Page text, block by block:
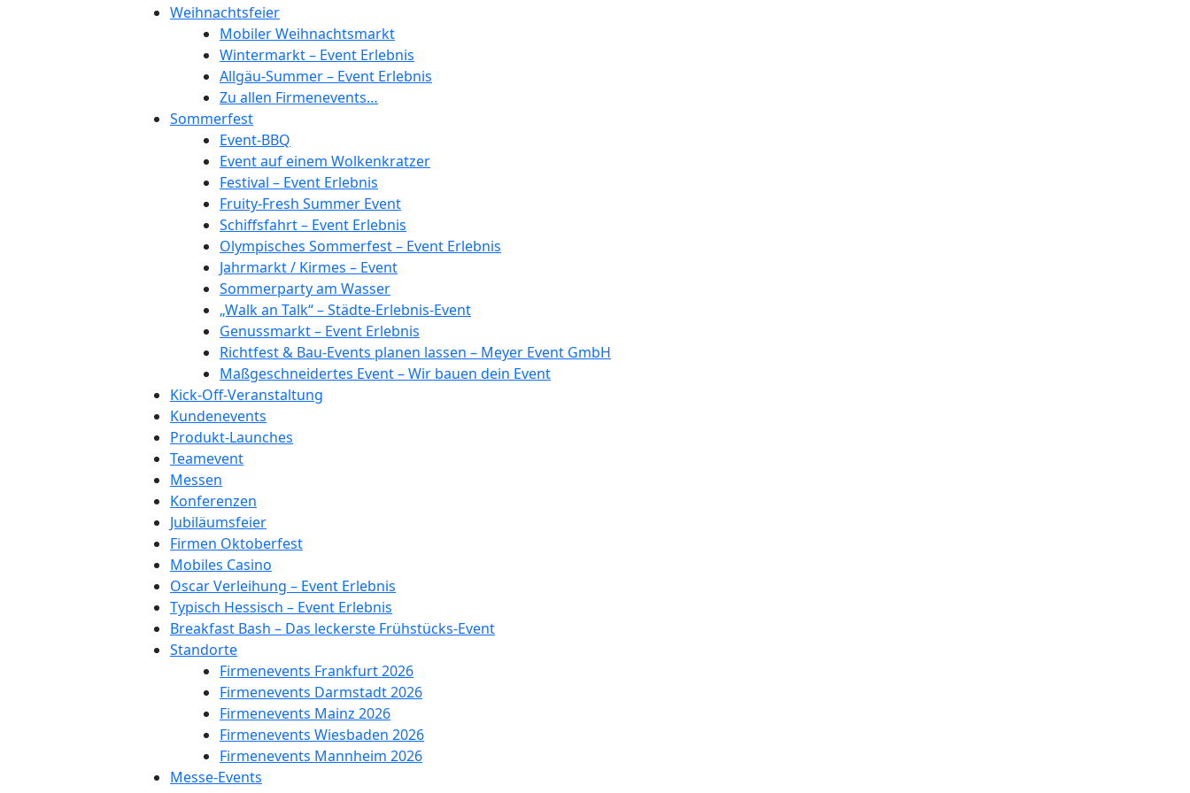
Weihnachtsfeier
Mobiler Weihnachtsmarkt
Wintermarkt – Event Erlebnis
Allgäu-Summer – Event Erlebnis
Zu allen Firmenevents…
Sommerfest
Event-BBQ
Event auf einem Wolkenkratzer
Festival – Event Erlebnis
Fruity-Fresh Summer Event
Schiffsfahrt – Event Erlebnis
Olympisches Sommerfest – Event Erlebnis
Jahrmarkt / Kirmes – Event
Sommerparty am Wasser
„Walk an Talk“ – Städte-Erlebnis-Event
Genussmarkt – Event Erlebnis
Richtfest & Bau-Events planen lassen – Meyer Event GmbH
Maßgeschneidertes Event – Wir bauen dein Event
Kick-Off-Veranstaltung
Kundenevents
Produkt-Launches
Teamevent
Messen
Konferenzen
Jubiläumsfeier
Firmen Oktoberfest
Mobiles Casino
Oscar Verleihung – Event Erlebnis
Typisch Hessisch – Event Erlebnis
Breakfast Bash – Das leckerste Frühstücks-Event
Standorte
Firmenevents Frankfurt 2026
Firmenevents Darmstadt 2026
Firmenevents Mainz 2026
Firmenevents Wiesbaden 2026
Firmenevents Mannheim 2026
Messe-Events